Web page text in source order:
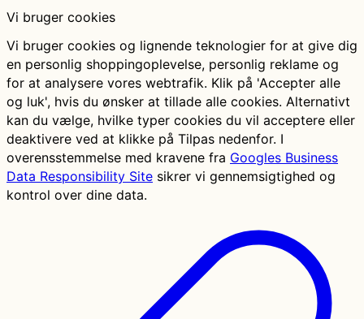
Vi bruger cookies
Vi bruger cookies og lignende teknologier for at give dig
en personlig shoppingoplevelse, personlig reklame og
for at analysere vores webtrafik. Klik på 'Accepter alle
og luk', hvis du ønsker at tillade alle cookies. Alternativt
kan du vælge, hvilke typer cookies du vil acceptere eller
deaktivere ved at klikke på Tilpas nedenfor. I
overensstemmelse med kravene fra Googles Business
Data Responsibility Site sikrer vi gennemsigtighed og
kontrol over dine data.